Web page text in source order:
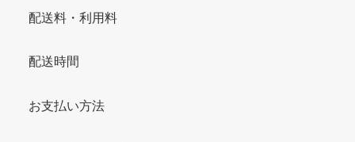
配送料・利用料
配送時間
お支払い方法